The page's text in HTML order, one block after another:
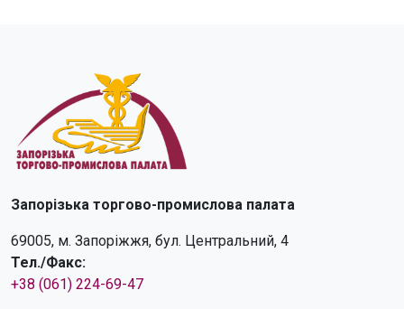
Запорізька торгово-промислова палата
69005, м. Запоріжжя, бул. Центральний, 4
Тел./Факс:
+38 (061) 224-69-47